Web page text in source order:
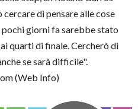
di pensare alle cose
giorni fa sarebbe stato
quarti di finale. Cercherò di
se sarà difficile".
(Web Info)